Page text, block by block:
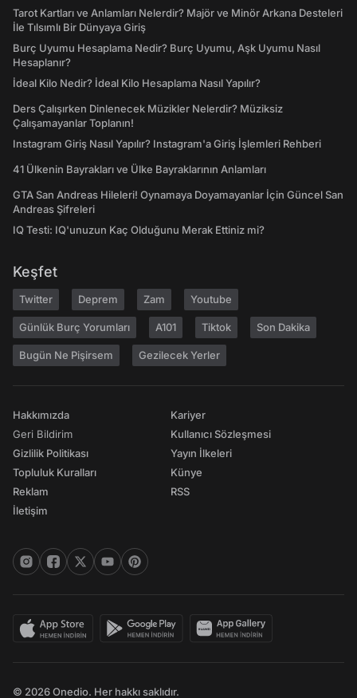
Tarot Kartları ve Anlamları Nelerdir? Majör ve Minör Arkana Desteleri
İle Tılsımlı Bir Dünyaya Giriş
Burç Uyumu Hesaplama Nedir? Burç Uyumu, Aşk Uyumu Nasıl
Hesaplanır?
İdeal Kilo Nedir? İdeal Kilo Hesaplama Nasıl Yapılır?
Ders Çalışırken Dinlenecek Müzikler Nelerdir? Müziksiz
Çalışamayanlar Toplanın!
Instagram Giriş Nasıl Yapılır? Instagram'a Giriş İşlemleri Rehberi
41 Ülkenin Bayrakları ve Ülke Bayraklarının Anlamları
GTA San Andreas Hileleri! Oynamaya Doyamayanlar İçin Güncel San
Andreas Şifreleri
IQ Testi: IQ'unuzun Kaç Olduğunu Merak Ettiniz mi?
Keşfet
Twitter Deprem Zam Youtube
Günlük Burç Yorumları A101 Tiktok Son Dakika
Bugün Ne Pişirsem Gezilecek Yerler
Hakkımızda
Geri Bildirim
Gizlilik Politikası
Topluluk Kuralları
Reklam
İletişim
Kariyer
Kullanıcı Sözleşmesi
Yayın İlkeleri
Künye
RSS
© 2026 Onedio. Her hakkı saklıdır.